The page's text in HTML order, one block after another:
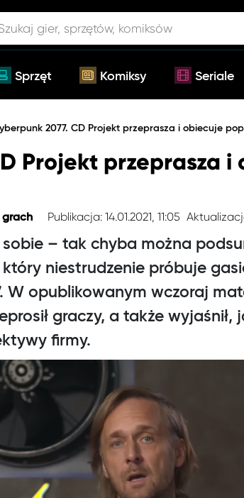
Sprzęt Komiksy Seriale
2077. CD Projekt przeprasza i obiecuje
Projekt przeprasza i
grach Publikacja: 14.01.2021, 11:05
sobie – tak chyba można
niestrudzenie próbuje
W opublikowanym wczoraj
graczy, a także wyjaśnił,
firmy.